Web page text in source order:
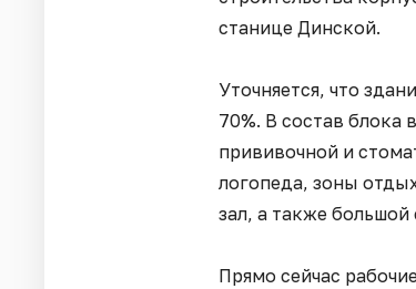
станице Динской.
Уточняется, что
70%. В состав блока
прививочной и
логопеда, зоны
зал, а также
Прямо сейчас